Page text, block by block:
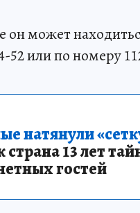
он может
52 или по номеру
натянули
13 лет
гостей